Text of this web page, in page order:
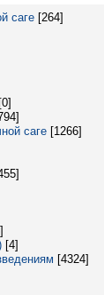
саге [264]
[0]
саге [1266]
[4]
[4324]